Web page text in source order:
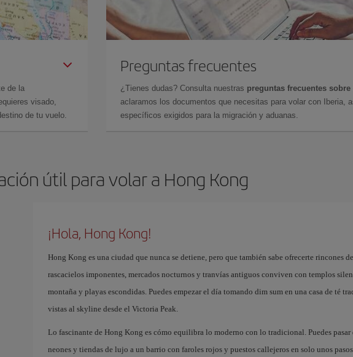
de la
visado,
de tu vuelo.
Preguntas frecuentes
¿Tienes dudas? Consulta nuestras preguntas frecuentes
aclaramos los documentos que necesitas para volar con Iberia,
específicos exigidos para la migración y aduanas.
útil para volar a Hong Kong
¡Hola, Hong Kong!
Hong Kong es una ciudad que nunca se detiene, pero que también sabe ofrecerte rincones
rascacielos imponentes, mercados nocturnos y tranvías antiguos conviven con templos
montaña y playas escondidas. Puedes empezar el día tomando dim sum en una casa de té
vistas al skyline desde el Victoria Peak.
Lo fascinante de Hong Kong es cómo equilibra lo moderno con lo tradicional. Puedes pasar
neones y tiendas de lujo a un barrio con faroles rojos y puestos callejeros en solo unos